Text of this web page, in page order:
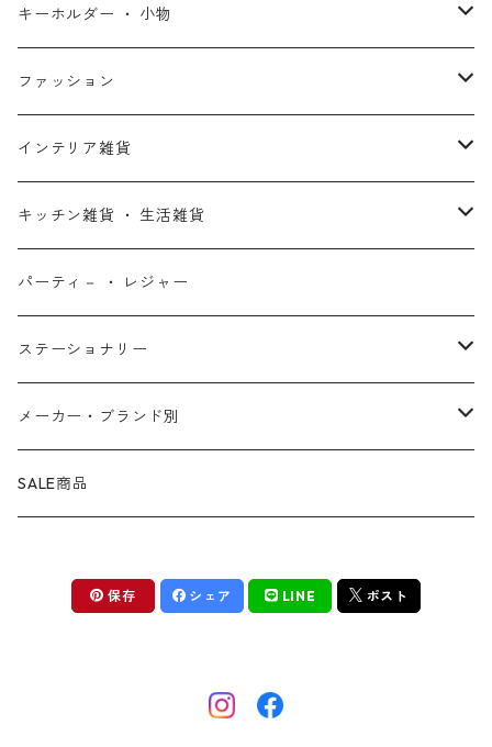
スターウォーズ・コラボ
ガーディアンズ・オブ・ギャラクシー
アントマン
X-MEN
デッド・プール
ファンタスティック・フォー
ゴーストライダー
パニッシャー
サノス
スパイダーグウェン
アナと雪の女王
プリンセスと魔法のキス
ムーラン
ズートピア
モアナと伝説の海
ライオンキング
バンビ
ダンボ
101匹わんちゃん
ハーレイ・クイン
ピーナッツ / スヌーピー
ミッフィー
セサミストリート
ルーニー・テューンズ
ベアブリック
ワンピース
ドラゴンボール
呪術廻戦
ダンダダン
アメリカン雑貨
ホームパーティー・バーベキュー雑貨
アクセサリー
スタチュー ・ フィギュア
ぬいぐるみ ・ プラッシュドール
コインバンク ・ 貯金箱
おもちゃ・パズル
コミック・絵本
キーホルダー ・ 小物
ステッカー ・ シール
ストラップ
キーホルダー
ワッペン
マスコット
ピンズ ・ ピンバッジ
缶バッジ ・ 缶ケース
ファッション
ウェア
ポーチ ・ バッグ
財布 ・ ウォレット
アクセサリー
ネックレス
ピアス
スニーカー ・ ソックス
ファッション雑貨
インテリア雑貨
ウォールアート
ポスター ・ デコレーション
ファブリック
キャンドル・ライト
ウォータードーム
キッチン雑貨 ・ 生活雑貨
キッチングッズ
マグカップ ・ グラス ・ タンブラー
お皿 ・ プレート ・ ボウル
ボトルホルダー・オープナー
生活雑貨
ドアマット
タオル・バスマット
パーティ－ ・ レジャー
ステーショナリー
シャープペン・ボールペン
ペンケース
メーカー・ブランド別
BB Designs
BULLYLAND
SALE商品
保存 シェア LINE ポスト